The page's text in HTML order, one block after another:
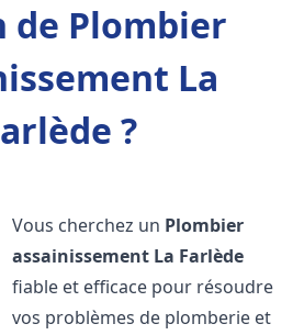
de Plombier
La
?
Vous cherchez un Plombier
assainissement La Farlède
fiable et efficace pour résoudre
vos problèmes de plomberie et